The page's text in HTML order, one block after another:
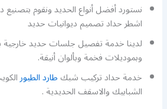
نستورد أفضل أنواع الحديد ونقوم
اشطر حداد تصميم ديوانيات حديد
لدينا خدمة تفصيل جلسات حديد خارجية
وبموديلات فخمة وبألوان أنيقة.
خدمة حداد تركيب شبكطارد الطيور
الشبابيك والاسقف الحديدية .